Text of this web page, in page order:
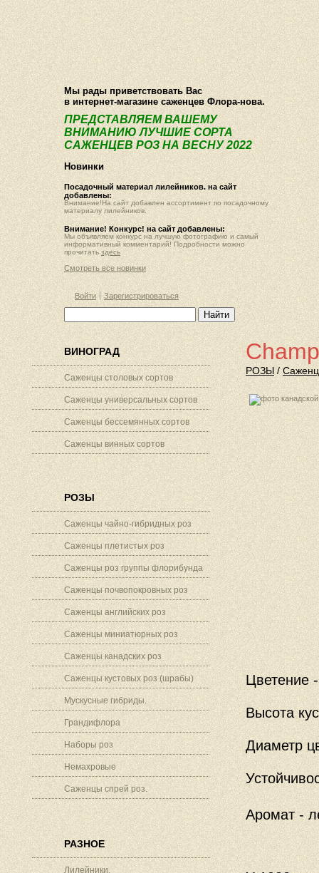
О компании Как купить Фотогалерея Статьи Опт
Мы рады приветствовать Вас
в интернет-магазине саженцев Флора-нова.
ПРЕДСТАВЛЯЕМ ВАШЕМУ
ВНИМАНИЮ ЛУЧШИЕ СОРТА
САЖЕНЦЕВ РОЗ НА ВЕСНУ 2022
Новинки
Посадочный материал лилейников. на сайт
добавлены:
Внимание!На сайт добавлен ассортимент по посадочному
материалу лилейников.
Внимание! Конкурс! на сайт добавлены:
Мы объявляем конкурс на лучшую фотографию и самый
информативный комментарий! Подробности можно
прочитать здесь
Смотреть все новинки
Войти Зарегистрироваться
ВИНОГРАД
Саженцы столовых сортов
Саженцы универсальных сортов
Саженцы бессемянных сортов
Саженцы винных сортов
РОЗЫ
Саженцы чайно-гибридных роз
Саженцы плетистых роз
Саженцы роз группы флорибунда
Саженцы почвопокровных роз
Саженцы английских роз
Саженцы миниатюрных роз
Саженцы канадских роз
Саженцы кустовых роз (шрабы)
Мускусные гибриды.
Грандифлора
Наборы роз
Немахровые
Саженцы спрей роз.
РАЗНОЕ
Лилейники.
РОЗЫ/
Цветение
Высота
Диаметр
Аромат -